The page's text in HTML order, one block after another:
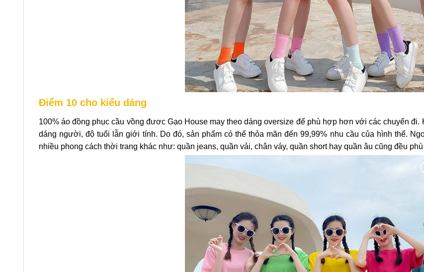
Điểm 10 cho kiểu dáng
100% áo đồng phục cầu vồng đươc Gạo House may theo dáng oversize để phù hợp hơn với các chuyến
dáng người, độ tuổi lẫn giới tính. Do đó, sản phẩm có thể thỏa mãn đến 99,99% nhu cầu của hình thể.
nhiều phong cách thời trang khác như: quần jeans, quần vải, chân váy, quần short hay quần âu cũng đều